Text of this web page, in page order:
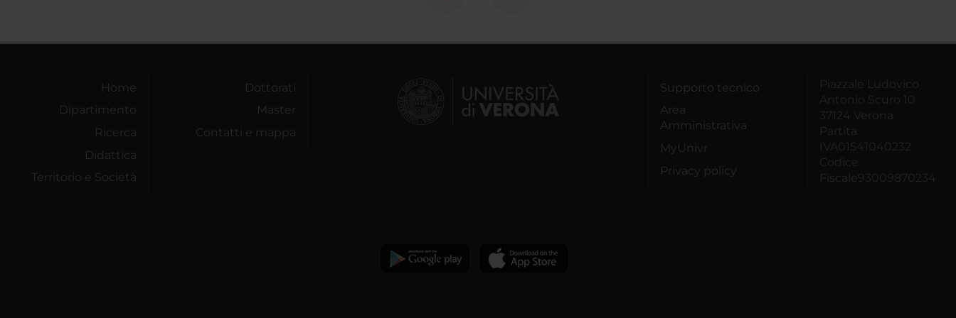
Home
Dipartimento
Ricerca
Didattica
Territorio e Società
Dottorati
Master
Contatti e mappa
Supporto tecnico
Area
Amministrativa
MyUnivr
Privacy policy
Piazzale Ludovico
Antonio Scuro 10
37124 Verona
Partita
IVA01541040232
Codice
Fiscale93009870234